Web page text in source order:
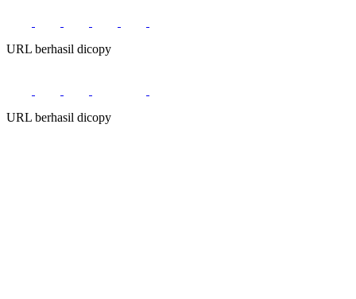
URL berhasil dicopy
URL berhasil dicopy